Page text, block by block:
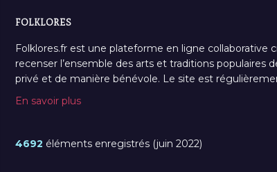
FOLKLORES
Folklores.fr est une plateforme en ligne collaborative
recenser l’ensemble des arts et traditions populaires
privé et de manière bénévole. Le site est
En savoir plus
4692 éléments enregistrés (juin 2022)